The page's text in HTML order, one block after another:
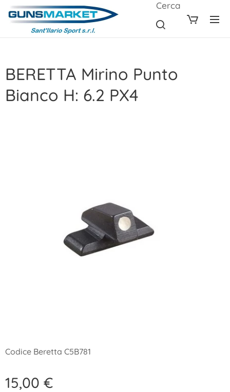
Cerca
BERETTA Mirino Punto
Bianco H: 6.2 PX4
Codice Beretta C5B781
15,00 €